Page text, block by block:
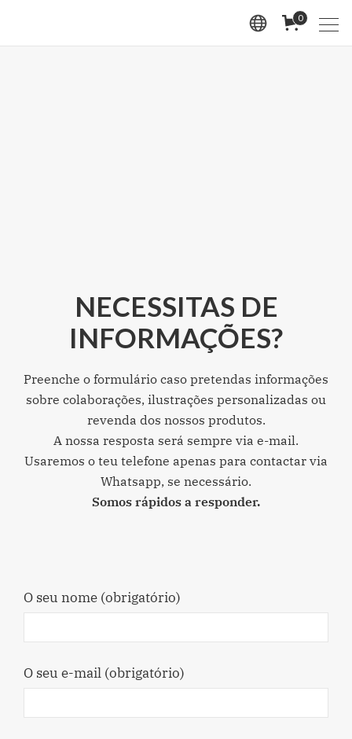
0
NECESSITAS DE
INFORMAÇÕES?
Preenche o formulário caso pretendas informações
sobre colaborações, ilustrações personalizadas ou
revenda dos nossos produtos.
A nossa resposta será sempre via e-mail.
Usaremos o teu telefone apenas para contactar via
Whatsapp, se necessário.
Somos rápidos a responder.
O seu nome (obrigatório)
O seu e-mail (obrigatório)